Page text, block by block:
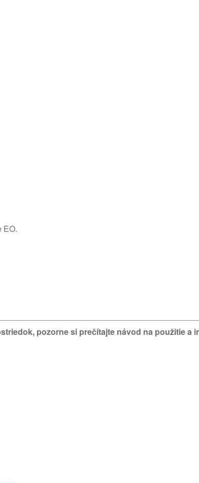
EO.
pozorne si prečítajte návod na použitie a